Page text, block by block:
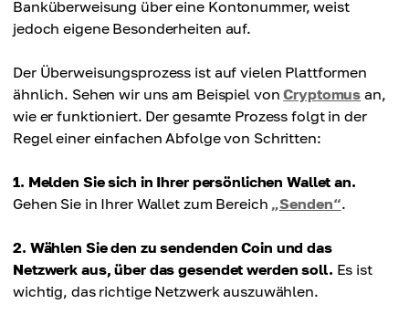
Banküberweisung über eine Kontonummer, weist
jedoch eigene Besonderheiten auf.
Der Überweisungsprozess ist auf vielen Plattformen
ähnlich. Sehen wir uns am Beispiel vonCryptomus an,
wie er funktioniert. Der gesamte Prozess folgt in der
Regel einer einfachen Abfolge von Schritten:
1. Melden Sie sich in Ihrer persönlichen Wallet an.
Gehen Sie in Ihrer Wallet zum Bereich „Senden“.
2. Wählen Sie den zu sendenden Coin und das
Netzwerk aus, über das gesendet werden soll. Es ist
wichtig, das richtige Netzwerk auszuwählen.